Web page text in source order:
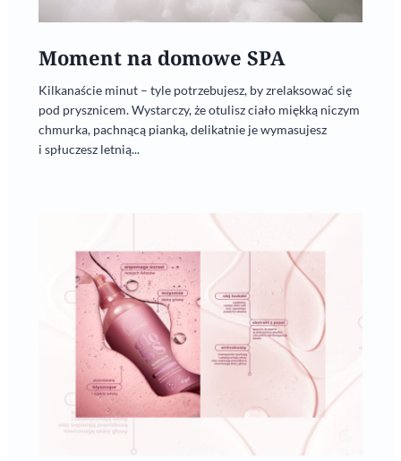
Moment na domowe SPA
Kilkanaście minut – tyle potrzebujesz, by zrelaksować się
pod prysznicem. Wystarczy, że otulisz ciało miękką niczym
chmurka, pachnącą pianką, delikatnie je wymasujesz
i spłuczesz letnią...